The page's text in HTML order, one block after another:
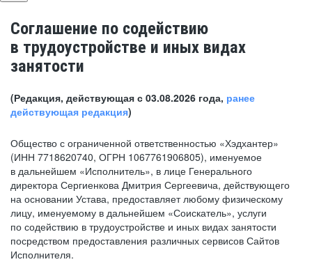
Соглашение по содействию
в трудоустройстве и иных видах
занятости
(Редакция, действующая с 03.08.2026 года, ранее
действующая редакция)
Общество с ограниченной ответственностью «Хэдхантер»
(ИНН 7718620740, ОГРН 1067761906805), именуемое
в дальнейшем «Исполнитель», в лице Генерального
директора Сергиенкова Дмитрия Сергеевича, действующего
на основании Устава, предоставляет любому физическому
лицу, именуемому в дальнейшем «Соискатель», услуги
по содействию в трудоустройстве и иных видах занятости
посредством предоставления различных сервисов Сайтов
Исполнителя.